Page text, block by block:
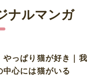
ナルマンガ
やっぱり猫が好き｜我
中心には猫がいる